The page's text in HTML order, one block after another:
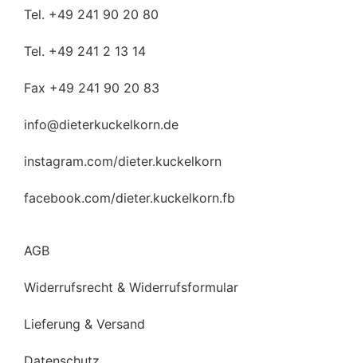
Tel. +49 241 90 20 80
Tel. +49 241 2 13 14
Fax +49 241 90 20 83
info@dieterkuckelkorn.de
instagram.com/dieter.kuckelkorn
facebook.com/dieter.kuckelkorn.fb
AGB
Widerrufsrecht & Widerrufsformular
Lieferung & Versand